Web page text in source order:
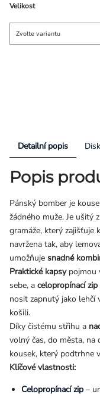
Velikost
Detailní popis
Popis
Pánský bomber je
žádného muže. Je ušitý
gramáže, který
navržena tak, aby
umožňuje snadné
Praktické kapsypojmou
sebe, a celopropínací zip
nosit zapnutý jako lehčí
košili.
Díky čistému střihu a
volný čas, do města, na
kousek, který podtrhne
Klíčové vlastnosti:
Celopropínací zip –